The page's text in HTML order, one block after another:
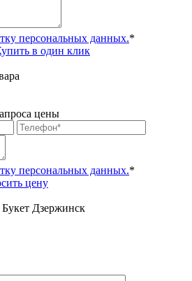
персональных данных.*
в один клик
цены
персональных данных.*
цену
Букет Дзержинск